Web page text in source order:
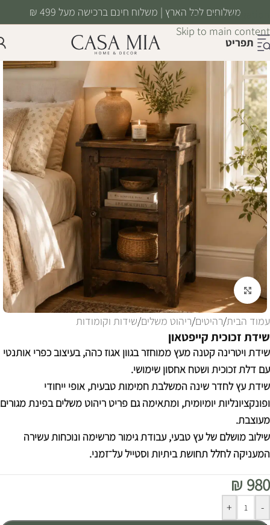
Skip to navigation
Skip to main content
משלוחים לכל הארץ | משלוח חינם ברכישה מעל 499 ₪
תפריט
לחצו להגדלה
עמוד הבית/רהיטים/ריהוט משלים/שידות וקומודות
שידת זכוכית קייפטאון
שידת ויטרינה קטנה מעץ ממוחזר בגוון אגוז כהה, בעיצוב כפרי אותנטי
עם דלת זכוכית ושטח אחסון שימושי.
שידת עץ לחדר שינה המשלבת חמימות טבעית, אופי ייחודי
ופונקציונליות יומיומית, ומתאימה גם פריט ריהוט משלים בפינת מגורים
מעוצבת.
שילוב מושלם של עץ טבעי, עבודת גימור מרשימה ונוכחות עשירה
המעניקה לחלל תחושת ביתיות וסטייל על־זמני.
₪ 980
-
+Alternative: